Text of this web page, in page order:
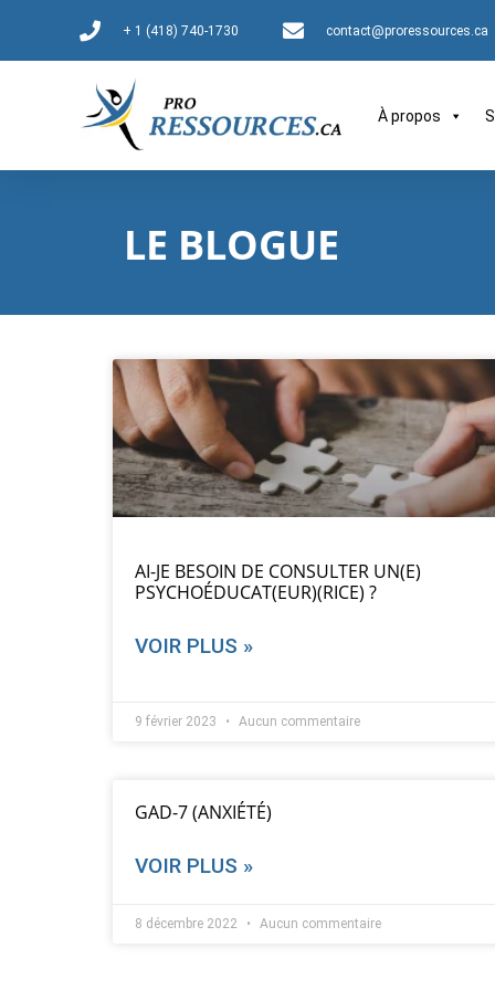
+ 1 (418) 740-1730 contact@proressources.ca
À propos
LE BLOGUE
AI-JE BESOIN DE CONSULTER UN(E)
PSYCHOÉDUCAT(EUR)(RICE) ?
VOIR PLUS »
9 février 2023 Aucun commentaire
GAD-7 (ANXIÉTÉ)
VOIR PLUS »
8 décembre 2022 Aucun commentaire